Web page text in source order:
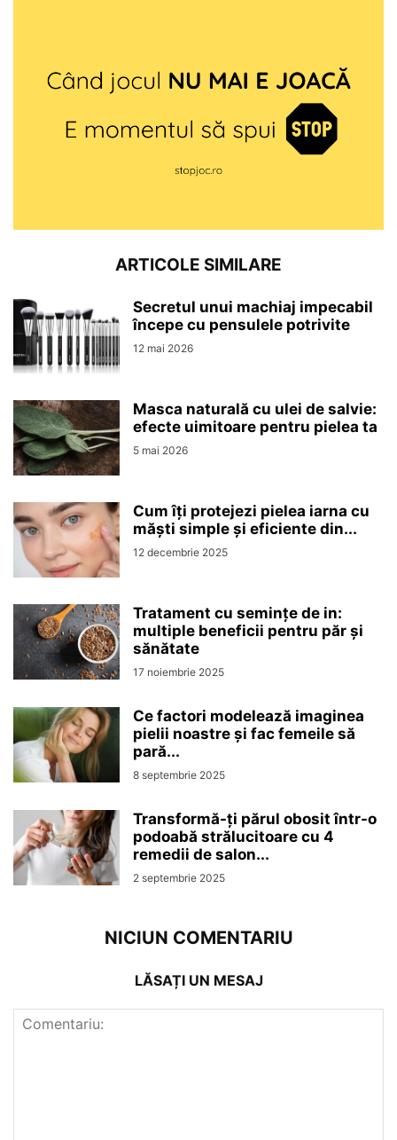
ARTICOLE SIMILARE
Secretul unui machiaj impecabil
începe cu pensulele potrivite
12 mai 2026
Masca naturală cu ulei de salvie:
efecte uimitoare pentru pielea ta
5 mai 2026
Cum îți protejezi pielea iarna cu
măști simple și eficiente din...
12 decembrie 2025
Tratament cu semințe de in:
multiple beneficii pentru păr și
sănătate
17 noiembrie 2025
Ce factori modelează imaginea
pielii noastre și fac femeile să
pară...
8 septembrie 2025
Transformă-ți părul obosit într-o
podoabă strălucitoare cu 4
remedii de salon...
2 septembrie 2025
NICIUN COMENTARIU
LĂSAȚI UN MESAJ